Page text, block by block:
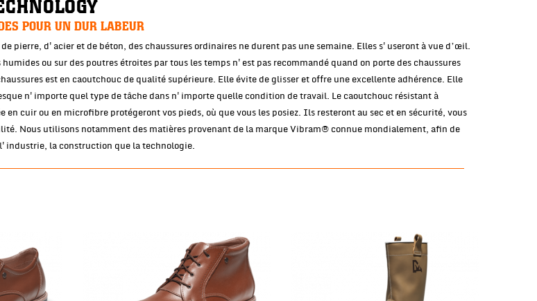
POUR UN DUR LABEUR
pierre, d'acier et de béton, des chaussures ordinaires ne durent pas une semaine. Elles s'useront à vue d’œil.
ou sur des poutres étroites par tous les temps n'est pas recommandé quand on porte des chaussures
est en caoutchouc de qualité supérieure. Elle évite de glisser et offre une excellente adhérence. Elle
n'importe quel type de tâche dans n'importe quelle condition de travail. Le caoutchouc résistant à
en cuir ou en microfibre protégeront vos pieds, où que vous les posiez. Ils resteront au sec et en sécurité, vous
Nous utilisons notamment des matières provenant de la marque Vibram® connue mondialement, afin de
la construction que la technologie.